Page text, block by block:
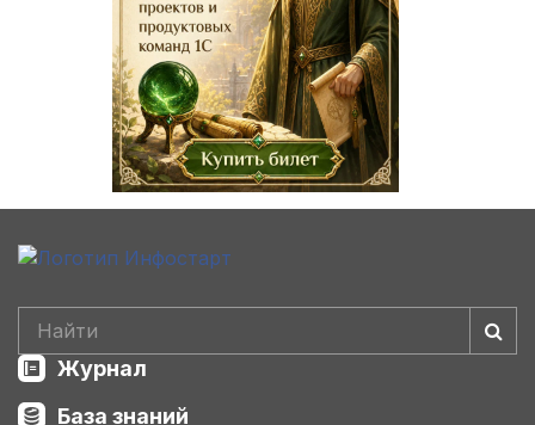
Журнал
База знаний